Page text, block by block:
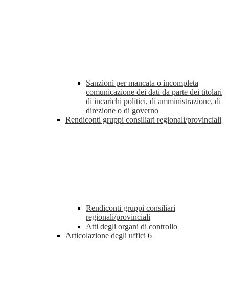
Sanzioni per mancata o incompleta
comunicazione dei dati da parte dei titolari
di incarichi politici, di amministrazione, di
direzione o di governo
Rendiconti gruppi consiliari regionali/provinciali
Rendiconti gruppi consiliari
regionali/provinciali
Atti degli organi di controllo
Articolazione degli uffici 6